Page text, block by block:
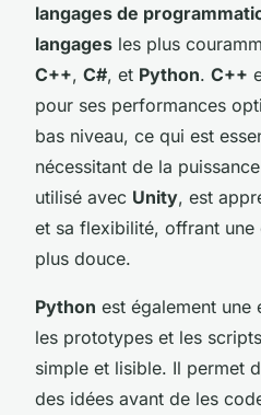
langages de
langages les plus
C++, C#, et Python. C++
pour ses performances
bas niveau, ce qui est
nécessitant de la
utilisé avec Unity, est
et sa flexibilité, offrant une
plus douce.
Python est également
les prototypes et les
simple et lisible. Il permet
des idées avant de les